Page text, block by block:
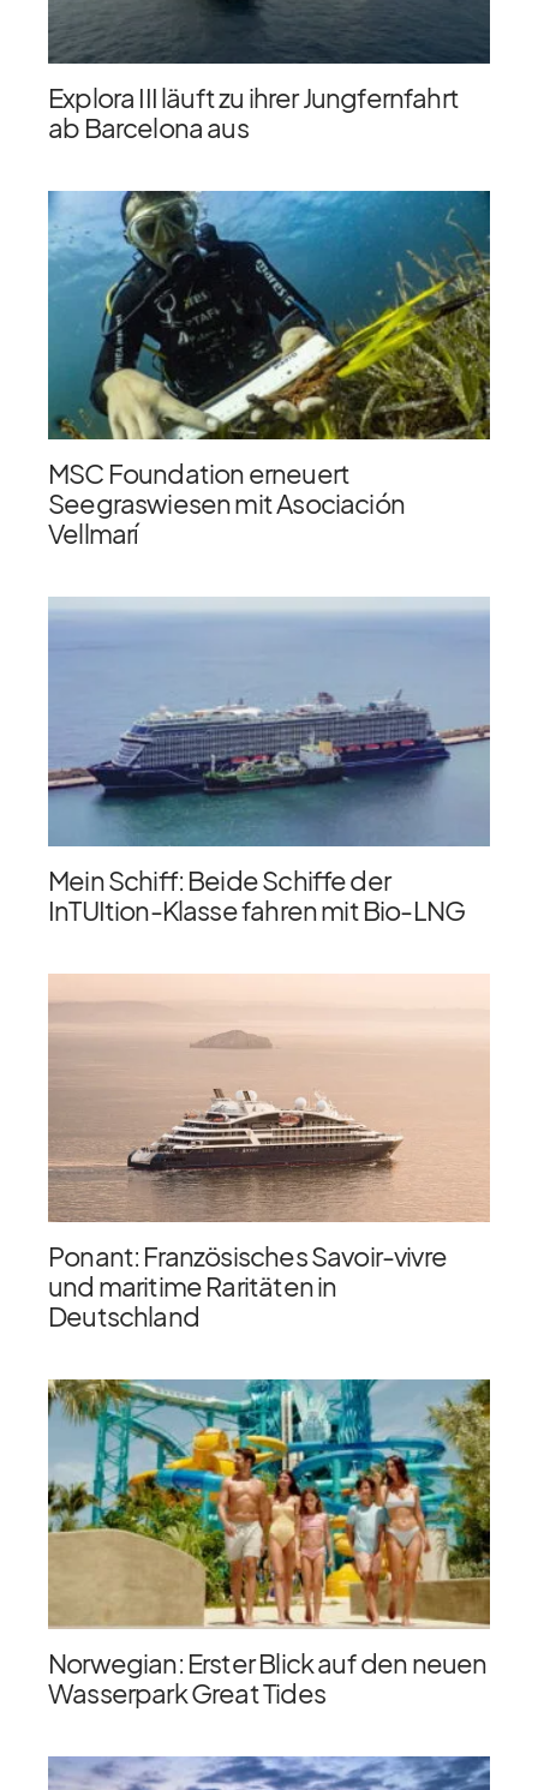
Explora III läuft zu ihrer Jungfernfahrt
ab Barcelona aus
MSC Foundation erneuert
Seegraswiesen mit Asociación
Vellmarí
Mein Schiff: Beide Schiffe der
InTUItion-Klasse fahren mit Bio-LNG
Ponant: Französisches Savoir-vivre
und maritime Raritäten in
Deutschland
Norwegian: Erster Blick auf den neuen
Wasserpark Great Tides